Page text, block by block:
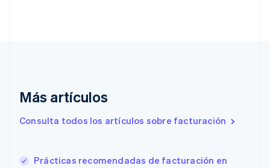
Más artículos
Consulta todos los artículos sobre facturación
Prácticas recomendadas de facturación en
EnglishItaliano
EspañolEnglish
Estonia